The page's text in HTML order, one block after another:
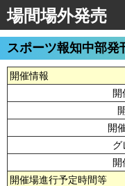
場間場外発売
スポーツ報知中部発
開催情報
開
開
グ
開
開催場進行予定時間等